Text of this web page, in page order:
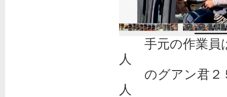
手元の作業員は
人
のグアン君２５
人